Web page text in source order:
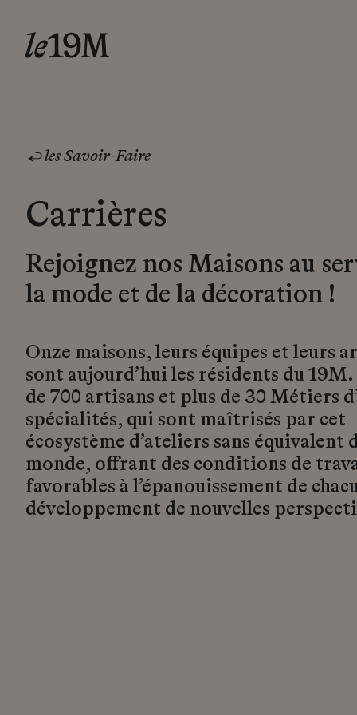
les Savoir-Faire
Carrières
Rejoignez nos Maisons au
la mode et de la décoration !
Onze maisons, leurs équipes et leurs
sont aujourd’hui les résidents du
de 700 artisans et plus de 30 Métiers
spécialités, qui sont maîtrisés par cet
écosystème d’ateliers sans équivalent
monde, offrant des conditions de
favorables à l’épanouissement de
développement de nouvelles